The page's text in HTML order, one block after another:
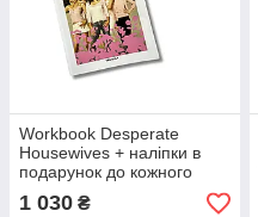
Workbook Desperate
Housewives + наліпки в
подарунок до кожного
робочого зошита
1 030 ₴